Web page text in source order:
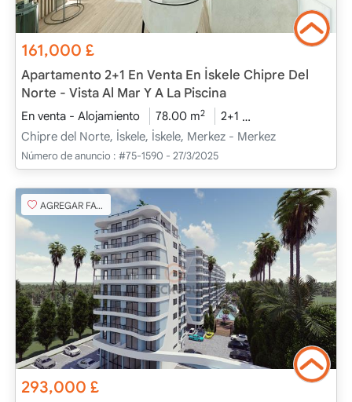
161,000£
Apartamento 2+1 En Venta En İskele Chipre Del
Norte - Vista Al Mar Y A La Piscina
En venta - Alojamiento 78.00 m2 2+1
Chipre del Norte, İskele, İskele, Merkez - Merkez
Número de anuncio : #75-1590 - 27/3/2025
AGREGAR FAVORITO
293,000£